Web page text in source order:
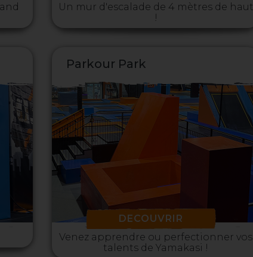
Un mur d'escalade de 4 mètres de haut
!
Parkour Park
DECOUVRIR
Venez apprendre ou perfectionner vos
talents de Yamakasi !